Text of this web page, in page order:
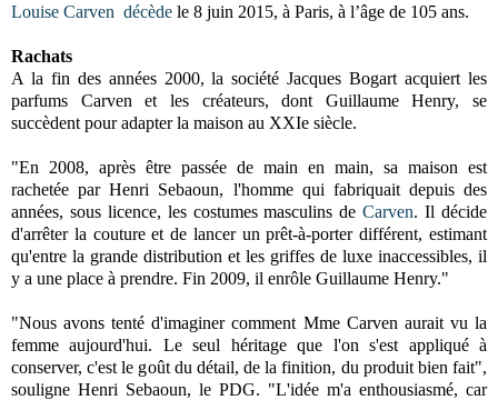
Louise Carven décède le 8 juin 2015, à Paris, à l’âge de 105 ans.
Rachats
A la fin des années 2000, la société Jacques Bogart acquiert les
parfums Carven et les créateurs, dont Guillaume Henry, se
succèdent pour adapter la maison au XXIe siècle.
"En 2008, après être passée de main en main, sa maison est
rachetée par Henri Sebaoun, l'homme qui fabriquait depuis des
années, sous licence, les costumes masculins deCarven. Il décide
d'arrêter la couture et de lancer un prêt-à-porter différent, estimant
qu'entre la grande distribution et les griffes de luxe inaccessibles, il
y a une place à prendre. Fin 2009, il enrôle Guillaume Henry."
"Nous avons tenté d'imaginer comment Mme Carven aurait vu la
femme aujourd'hui. Le seul héritage que l'on s'est appliqué à
conserver, c'est le goût du détail, de la finition, du produit bien fait",
souligne Henri Sebaoun, le PDG. "L'idée m'a enthousiasmé, car